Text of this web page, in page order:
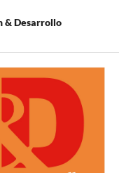
& Desarrollo